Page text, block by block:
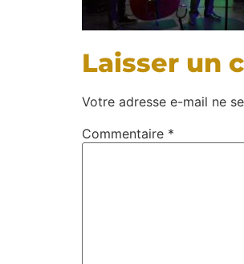
Laisser un
Votre adresse e-mail ne
Commentaire *